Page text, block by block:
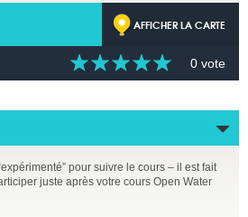
AFFICHER LA CARTE
0 vote
pour suivre le cours – il est fait
juste après votre cours Open Water